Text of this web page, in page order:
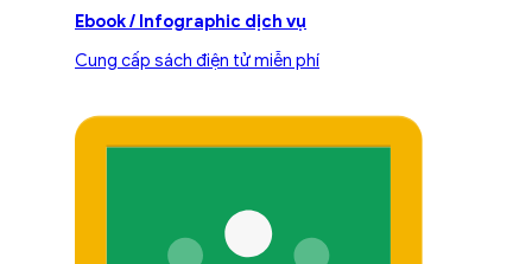
Ebook / Infographic dịch vụ
Cung cấp sách điện tử miễn phí